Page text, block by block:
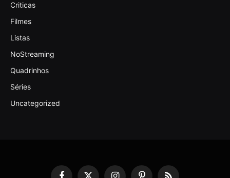
Criticas
Filmes
Listas
NoStreaming
Quadrinhos
Séries
Uncategorized